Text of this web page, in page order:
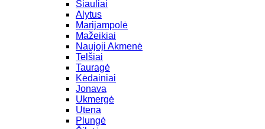
Šiauliai
Alytus
Marijampolė
Mažeikiai
Naujoji Akmenė
Telšiai
Tauragė
Kėdainiai
Jonava
Ukmergė
Utena
Plungė